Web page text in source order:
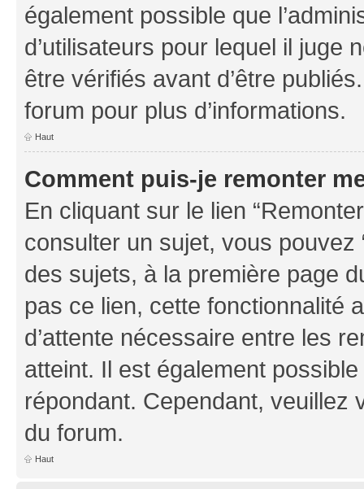
également possible que
d’utilisateurs pour lequel il juge
être vérifiés avant d’être
forum pour plus d’informations.
Haut
Comment puis-je remonter
En cliquant sur le lien
consulter un sujet, vous pouvez
des sujets, à la première page
pas ce lien, cette fonctionnalité
d’attente nécessaire entre les
atteint. Il est également
répondant. Cependant,
du forum.
Haut